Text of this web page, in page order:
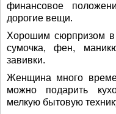
финансовое
дорогие вещи.
Хорошим сюрпризом в
сумочка, фен,
завивки.
Женщина много
можно подарить
мелкую бытовую